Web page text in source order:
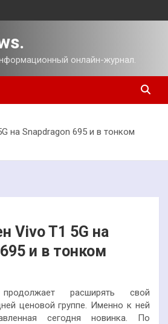
онлайн-журнал.
на Snapdragon 695 и в тонком
Vivo T1 5G на
и в тонком
расширять свой
ценовой группе. Именно к ней
сегодня новинка. По